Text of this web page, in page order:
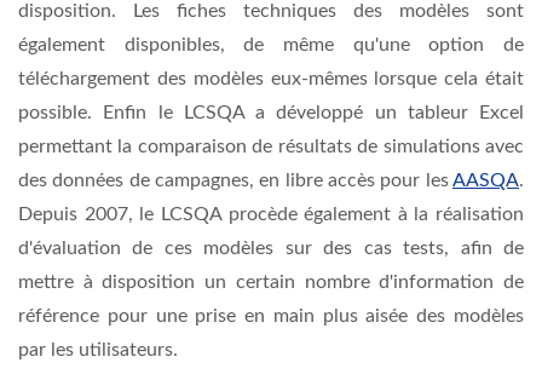
disposition. Les fiches techniques des modèles sont
également disponibles, de même qu'une option de
téléchargement des modèles eux-mêmes lorsque cela était
possible. Enfin le LCSQA a développé un tableur Excel
permettant la comparaison de résultats de simulations avec
des données de campagnes, en libre accès pour lesAASQA.
Depuis 2007, le LCSQA procède également à la réalisation
d'évaluation de ces modèles sur des cas tests, afin de
mettre à disposition un certain nombre d'information de
référence pour une prise en main plus aisée des modèles
par les utilisateurs.